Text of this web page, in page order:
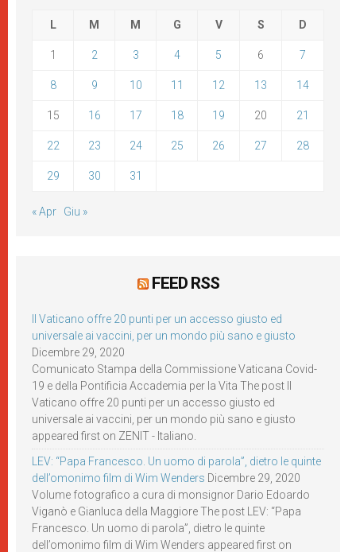
L M M G V S D
1 2 3 4 5 6 7
8 9 10 11 12 13 14
15 16 17 18 19 20 21
22 23 24 25 26 27 28
29 30 31
« Apr Giu »
FEED RSS
Il Vaticano offre 20 punti per un accesso giusto ed
universale ai vaccini, per un mondo più sano e giusto
Dicembre 29, 2020
Comunicato Stampa della Commissione Vaticana Covid-
19 e della Pontificia Accademia per la Vita The post Il
Vaticano offre 20 punti per un accesso giusto ed
universale ai vaccini, per un mondo più sano e giusto
appeared first on ZENIT - Italiano.
LEV: “Papa Francesco. Un uomo di parola”, dietro le quinte
dell’omonimo film di Wim Wenders Dicembre 29, 2020
Volume fotografico a cura di monsignor Dario Edoardo
Viganò e Gianluca della Maggiore The post LEV: “Papa
Francesco. Un uomo di parola”, dietro le quinte
dell’omonimo film di Wim Wenders appeared first on